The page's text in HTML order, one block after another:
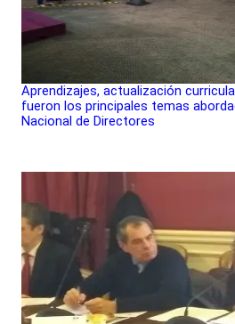
Aprendizajes, actualización
fueron los principales temas
Nacional de Directores